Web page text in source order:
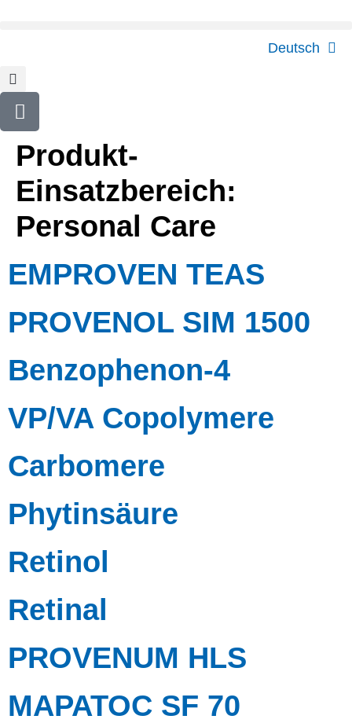
Deutsch
Produkt-
Einsatzbereich:
Personal Care
EMPROVEN TEAS
PROVENOL SIM 1500
Benzophenon-4
VP/VA Copolymere
Carbomere
Phytinsäure
Retinol
Retinal
PROVENUM HLS
MAPATOC SF 70